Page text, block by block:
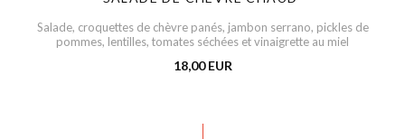
Salade, croquettes de chèvre panés, jambon serrano, pickles de
pommes, lentilles, tomates séchées et vinaigrette au miel
18,00 EUR